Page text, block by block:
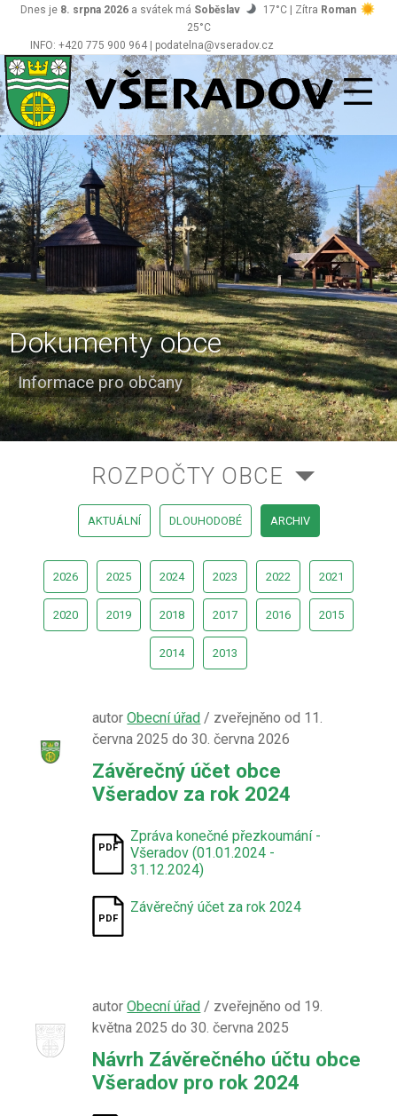
INFO: +420 775 900 964 | podatelna@vseradov.cz
Dnes je 8. srpna 2026 a svátek má Soběslav 17°C | Zítra Roman
25°C
Všeradov
Dokumenty obce
Informace pro občany
ROZPOČTY OBCE
AKTUÁLNÍ DLOUHODOBÉ ARCHIV
2026 2025 2024 2023 2022 2021
2020 2019 2018 2017 2016 2015
2014 2013
autorObecní úřad / zveřejněno od 11.
června 2025 do 30. června 2026
Závěrečný účet obce
Všeradov za rok 2024
Zpráva konečné přezkoumání -
Všeradov (01.01.2024 -
31.12.2024)
Závěrečný účet za rok 2024
autorObecní úřad / zveřejněno od 19.
května 2025 do 30. června 2025
Návrh Závěrečného účtu obce
Všeradov pro rok 2024